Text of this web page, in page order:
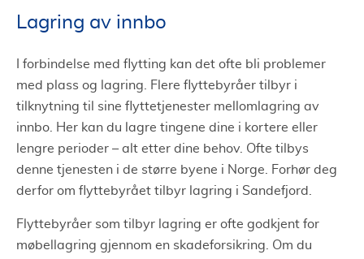
Lagring av innbo
I forbindelse med flytting kan det ofte bli problemer
med plass og lagring. Flere flyttebyråer tilbyr i
tilknytning til sine flyttetjenester mellomlagring av
innbo. Her kan du lagre tingene dine i kortere eller
lengre perioder – alt etter dine behov. Ofte tilbys
denne tjenesten i de større byene i Norge. Forhør deg
derfor om flyttebyrået tilbyr lagring i Sandefjord.
Flyttebyråer som tilbyr lagring er ofte godkjent for
møbellagring gjennom en skadeforsikring. Om du